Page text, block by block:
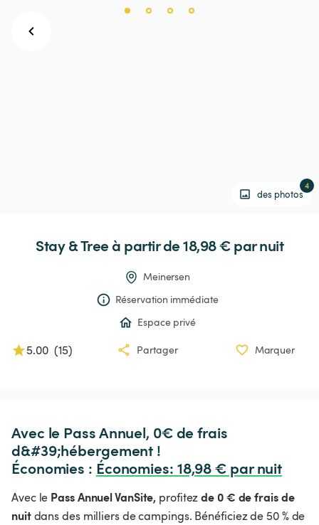
des photos
4
Stay &Tree à partir de 18,98 € par nuit
Meinersen
Réservation immédiate
Espace privé
5.00 (15) Partager Marquer
Avec le Pass Annuel, 0€ de frais
d&#39;hébergement !
Économies : Économies: 18,98 € par nuit
Avec le Pass Annuel VanSite, profitezde 0 € de frais de
nuitdans des milliers de campings. Bénéficiez de 50 % de